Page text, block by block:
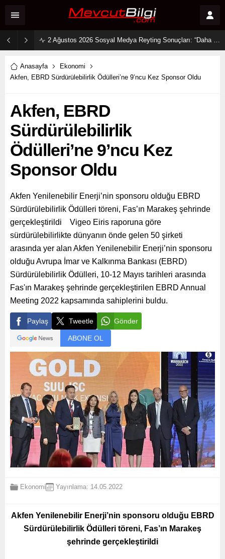
2 Ağustos 2026 Sosyal Medya Reyting Sonuçları: “Daha 17” Ekranlara Ambargo Koydu!
Anasayfa
Ekonomi
Akfen, EBRD Sürdürülebilirlik Ödülleri’ne 9’ncu Kez Sponsor Oldu
Akfen, EBRD
Sürdürülebilirlik
Ödülleri’ne 9’ncu Kez
Sponsor Oldu
Akfen Yenilenebilir Enerji’nin sponsoru olduğu EBRD
Sürdürülebilirlik Ödülleri töreni, Fas’ın Marakeş şehrinde
gerçekleştirildi Vigeo Eiris raporuna göre
sürdürülebilirlikte dünyanın önde gelen 50 şirketi
arasında yer alan Akfen Yenilenebilir Enerji’nin sponsoru
olduğu Avrupa İmar ve Kalkınma Bankası (EBRD)
Sürdürülebilirlik Ödülleri, 10-12 Mayıs tarihleri arasında
Fas'ın Marakeş şehrinde gerçekleştirilen EBRD Annual
Meeting 2022 kapsamında sahiplerini buldu.
Paylaş Tweetle Gönder
ABONE OL
Ekonomi Yayınlama: 14.05.2022
Akfen Yenilenebilir Enerji’nin sponsoru olduğu EBRD
Sürdürülebilirlik Ödülleri töreni, Fas’ın Marakeş
şehrinde gerçekleştirildi